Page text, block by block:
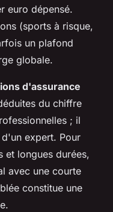
euro dépensé.
(sports à risque,
un plafond
globale.
d'assurance
du chiffre
; il
expert. Pour
et longues durées,
avec une courte
constitue une